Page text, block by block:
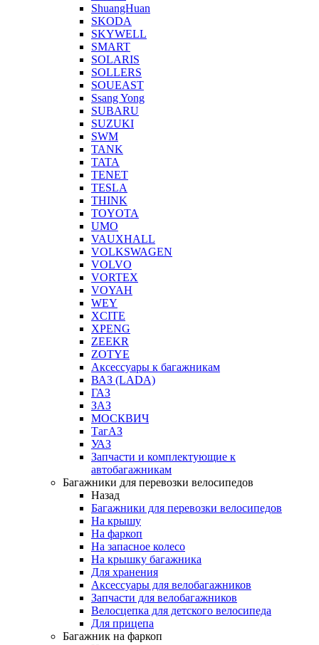
ShuangHuan
SKODA
SKYWELL
SMART
SOLARIS
SOLLERS
SOUEAST
Ssang Yong
SUBARU
SUZUKI
SWM
TANK
TATA
TENET
TESLA
THINK
TOYOTA
UMO
VAUXHALL
VOLKSWAGEN
VOLVO
VORTEX
VOYAH
WEY
XCITE
XPENG
ZEEKR
ZOTYE
Аксессуары к багажникам
ВАЗ (LADA)
ГАЗ
ЗАЗ
МОСКВИЧ
ТагАЗ
УАЗ
Запчасти и комплектующие к
автобагажникам
Багажники для перевозки велосипедов
Назад
Багажники для перевозки велосипедов
На крышу
На фаркоп
На запасное колесо
На крышку багажника
Для хранения
Аксессуары для велобагажников
Запчасти для велобагажников
Велосцепка для детского велосипеда
Для прицепа
Багажник на фаркоп